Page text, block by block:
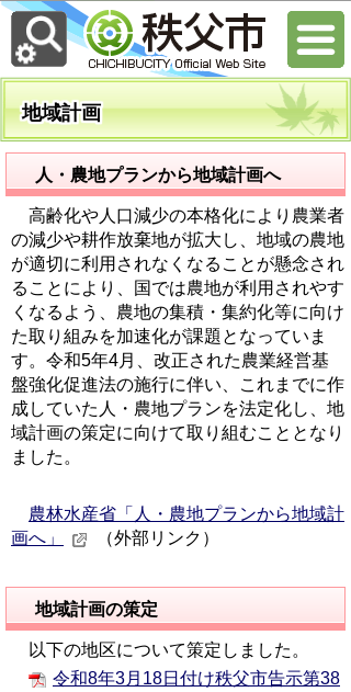
地域計画
人・農地プランから地域計画へ
高齢化や人口減少の本格化により農業者
の減少や耕作放棄地が拡大し、地域の農地
が適切に利用されなくなることが懸念され
ることにより、国では農地が利用されやす
くなるよう、農地の集積・集約化等に向け
た取り組みを加速化が課題となっていま
す。令和5年4月、改正された農業経営基
盤強化促進法の施行に伴い、これまでに作
成していた人・農地プランを法定化し、地
域計画の策定に向けて取り組むこととなり
ました。
農林水産省「人・農地プランから地域計
画へ」
（外部リンク）
地域計画の策定
以下の地区について策定しました。
令和8年3月18日付け秩父市告示第38